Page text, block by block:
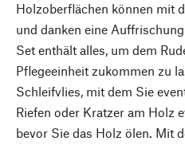
Holzoberflächen können mit
und danken eine
Set enthält alles, um dem
Pflegeeinheit zukommen zu
Schleifvlies, mit dem Sie
Riefen oder Kratzer am Holz
bevor Sie das Holz ölen. Mit